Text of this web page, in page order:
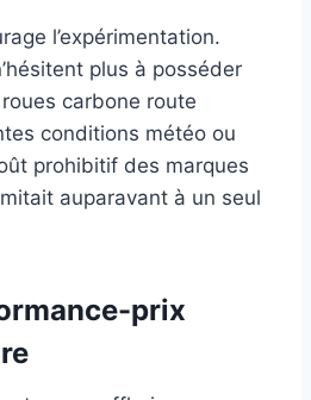
l’expérimentation.
plus à posséder
carbone route
conditions météo ou
prohibitif des marques
auparavant à un seul
prix